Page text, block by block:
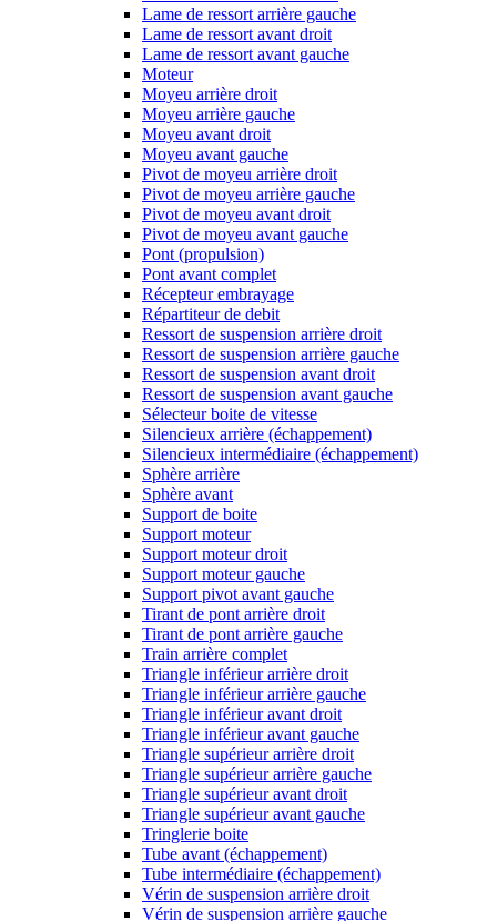
Lame de ressort arrière gauche
Lame de ressort avant droit
Lame de ressort avant gauche
Moteur
Moyeu arrière droit
Moyeu arrière gauche
Moyeu avant droit
Moyeu avant gauche
Pivot de moyeu arrière droit
Pivot de moyeu arrière gauche
Pivot de moyeu avant droit
Pivot de moyeu avant gauche
Pont (propulsion)
Pont avant complet
Récepteur embrayage
Répartiteur de debit
Ressort de suspension arrière droit
Ressort de suspension arrière gauche
Ressort de suspension avant droit
Ressort de suspension avant gauche
Sélecteur boite de vitesse
Silencieux arrière (échappement)
Silencieux intermédiaire (échappement)
Sphère arrière
Sphère avant
Support de boite
Support moteur
Support moteur droit
Support moteur gauche
Support pivot avant gauche
Tirant de pont arrière droit
Tirant de pont arrière gauche
Train arrière complet
Triangle inférieur arrière droit
Triangle inférieur arrière gauche
Triangle inférieur avant droit
Triangle inférieur avant gauche
Triangle supérieur arrière droit
Triangle supérieur arrière gauche
Triangle supérieur avant droit
Triangle supérieur avant gauche
Tringlerie boite
Tube avant (échappement)
Tube intermédiaire (échappement)
Vérin de suspension arrière droit
Vérin de suspension arrière gauche